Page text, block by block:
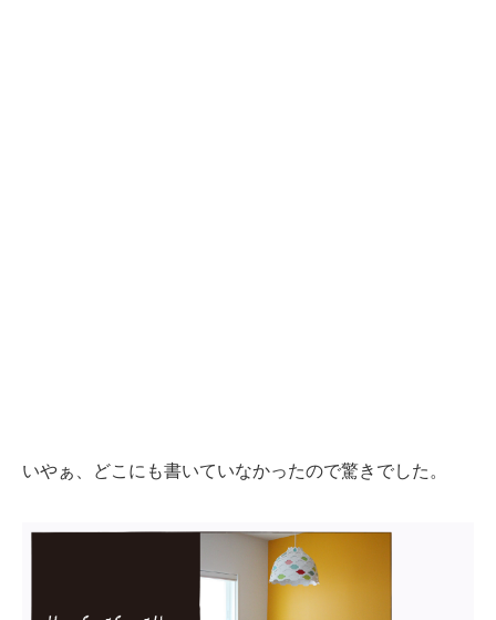
いやぁ、どこにも書いていなかったので驚きでした。